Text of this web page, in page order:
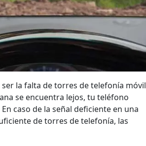
la falta de torres de telefonía móvil
se encuentra lejos, tu teléfono
caso de la señal deficiente en una
de torres de telefonía, las